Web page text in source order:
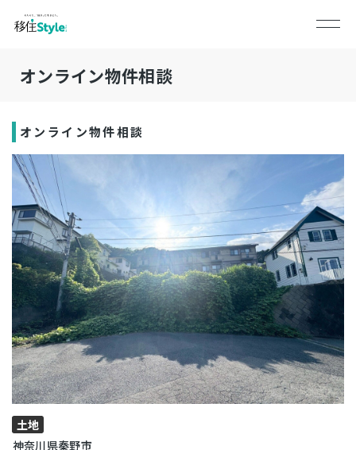
オンライン物件相談
オンライン物件相談
土地
神奈川県秦野市